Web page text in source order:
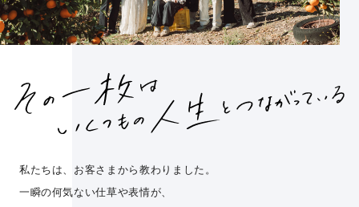
私たちは、お客さまから教わりました。
一瞬の何気ない仕草や表情が、